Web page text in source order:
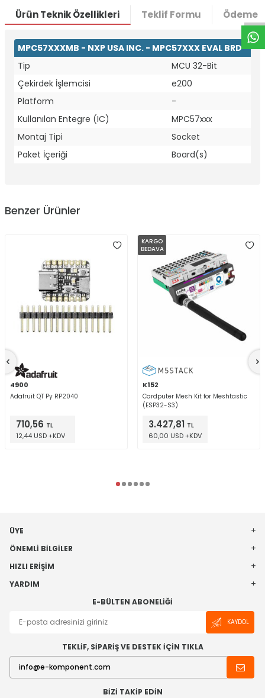
Ürün Teknik Özellikleri Teklif Formu Ödeme
MPC57XXXMB - NXP USA INC. - MPC57XXX EVAL BRD
Tip
MCU 32-Bit
Çekirdek İşlemcisi
e200
Platform
-
Kullanılan Entegre (IC)
MPC57xxx
Montaj Tipi
Socket
Paket İçeriği
Board(s)
Benzer Ürünler
4900
Adafruit QT Py RP2040
710,56 TL
12,44 USD +KDV
KARGO
BEDAVA
K152
Cardputer Mesh Kit for Meshtastic
(ESP32-S3)
3.427,81 TL
60,00 USD +KDV
ÜYE
ÖNEMLI BILGILER
HIZLI ERIŞIM
YARDIM
E-BÜLTEN ABONELIĞI
KAYDOL
TEKLİF, SİPARİŞ VE DESTEK İÇİN TIKLA
BIZI TAKIP EDIN